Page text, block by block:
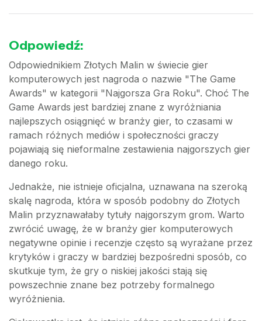
Odpowiedź:
Odpowiednikiem Złotych Malin w świecie gier
komputerowych jest nagroda o nazwie "The Game
Awards" w kategorii "Najgorsza Gra Roku". Choć The
Game Awards jest bardziej znane z wyróżniania
najlepszych osiągnięć w branży gier, to czasami w
ramach różnych mediów i społeczności graczy
pojawiają się nieformalne zestawienia najgorszych gier
danego roku.
Jednakże, nie istnieje oficjalna, uznawana na szeroką
skalę nagroda, która w sposób podobny do Złotych
Malin przyznawałaby tytuły najgorszym grom. Warto
zwrócić uwagę, że w branży gier komputerowych
negatywne opinie i recenzje często są wyrażane przez
krytyków i graczy w bardziej bezpośredni sposób, co
skutkuje tym, że gry o niskiej jakości stają się
powszechnie znane bez potrzeby formalnego
wyróżnienia.